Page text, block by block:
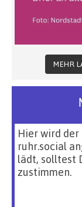
MEHR
Hier wird
ruhr.social
lädt, solltest
zustimmen.